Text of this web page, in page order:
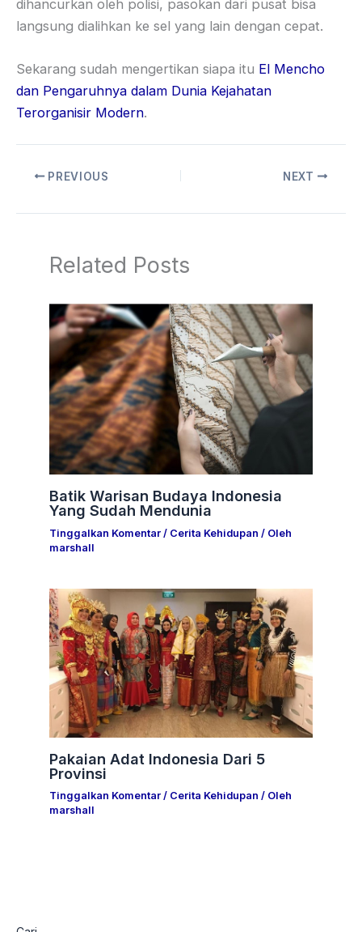
dihancurkan oleh polisi, pasokan dari pusat bisa
langsung dialihkan ke sel yang lain dengan cepat.
Sekarang sudah mengertikan siapa itu El Mencho
dan Pengaruhnya dalam Dunia Kejahatan
Terorganisir Modern.
PREVIOUS NEXT
Related Posts
Batik Warisan Budaya Indonesia
Yang Sudah Mendunia
Tinggalkan Komentar / Cerita Kehidupan / Oleh
marshall
Pakaian Adat Indonesia Dari 5
Provinsi
Tinggalkan Komentar / Cerita Kehidupan / Oleh
marshall